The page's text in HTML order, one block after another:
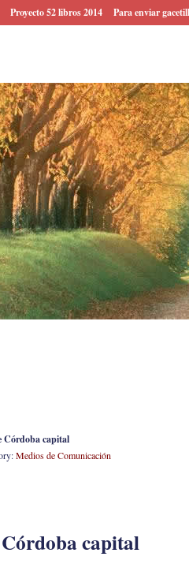
Proyecto 52 libros 2014 Para enviar
Córdoba capital
Medios de Comunicación
capital